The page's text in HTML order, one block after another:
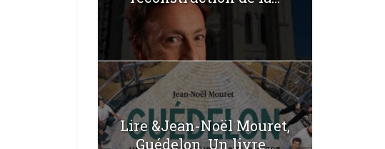
Lire &Jean-Noël Mouret,
Guédelon. Un livre...